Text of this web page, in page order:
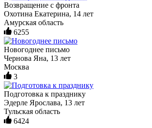
Возвращение с фронта
Охотина Екатерина, 14 лет
Амурская область
6255
Новогоднее письмо
Чернова Яна, 13 лет
Москва
3
Подготовка к празднику
Эдерле Ярослава, 13 лет
Тульская область
6424